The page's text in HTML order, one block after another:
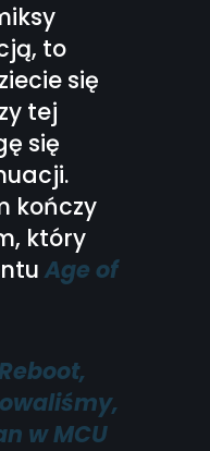
to
się
tej
się
kończy
który
Age of
w MCU